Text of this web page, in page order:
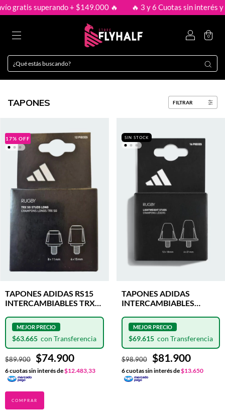
gratis superando + $149.000 🔥 🔥 3 y 6 Cuotas sin interés y
0
TAPONES FILTRAR
17% OFF
TAPONES ADIDAS RS15
INTERCAMBIABLES TRX
8x11mm / 4x15mm
$89.900 $74.900
$63.665
6cuotas sin interés de$12.483,33
SIN STOCK
TAPONES ADIDAS
INTERCAMBIABLES
12x18mm / 4x21mm
$98.900 $81.900
$69.615
6cuotas sin interés de$13.650